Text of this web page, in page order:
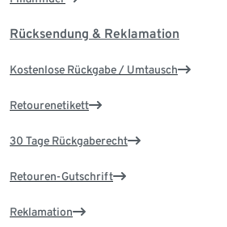
Rücksendung & Reklamation
Kostenlose Rückgabe / Umtausch
Retourenetikett
30 Tage Rückgaberecht
Retouren-Gutschrift
Reklamation